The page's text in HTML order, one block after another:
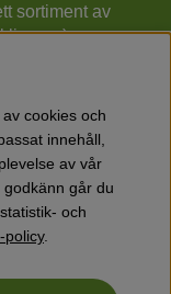
sortiment av
Husqvarna,
sortiment hos
så
häcksaxar,
elverk,
mm.
cookies och
innehåll,
av vår
går du
och
policy.